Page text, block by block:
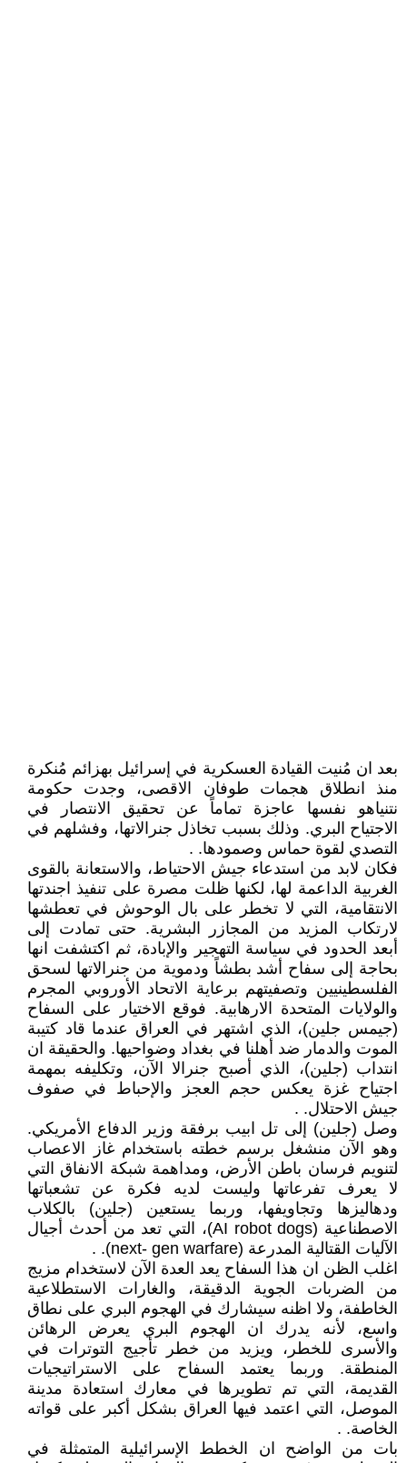
بعد ان مُنيت القيادة العسكرية في إسرائيل بهزائم مُنكرة
منذ انطلاق هجمات طوفان الاقصى، وجدت حكومة
نتنياهو نفسها عاجزة تماماً عن تحقيق الانتصار في
الاجتياح البري. وذلك بسبب تخاذل جنرالاتها، وفشلهم في
التصدي لقوة حماس وصمودها. .
فكان لابد من استدعاء جيش الاحتياط، والاستعانة بالقوى
الغربية الداعمة لها، لكنها ظلت مصرة على تنفيذ اجندتها
الانتقامية، التي لا تخطر على بال الوحوش في تعطشها
لارتكاب المزيد من المجازر البشرية. حتى تمادت إلى
أبعد الحدود في سياسة التهجير والإبادة، ثم اكتشفت انها
بحاجة إلى سفاح أشد بطشاً ودموية من جنرالاتها لسحق
الفلسطينيين وتصفيتهم برعاية الاتحاد الأوروبي المجرم
والولايات المتحدة الارهابية. فوقع الاختيار على السفاح
(جيمس جلين)، الذي اشتهر في العراق عندما قاد كتيبة
الموت والدمار ضد أهلنا في بغداد وضواحيها. والحقيقة ان
انتداب (جلين)، الذي أصبح جنرالا الآن، وتكليفه بمهمة
اجتياح غزة يعكس حجم العجز والإحباط في صفوف
جيش الاحتلال. .
وصل (جلين) إلى تل ابيب برفقة وزير الدفاع الأمريكي.
وهو الآن منشغل برسم خطته باستخدام غاز الاعصاب
لتنويم فرسان باطن الأرض، ومداهمة شبكة الانفاق التي
لا يعرف تفرعاتها وليست لديه فكرة عن تشعباتها
ودهاليزها وتجاويفها، وربما يستعين (جلين) بالكلاب
الاصطناعية (AI robot dogs)، التي تعد من أحدث أجيال
الآليات القتالية المدرعة (next- gen warfare). .
اغلب الظن ان هذا السفاح يعد العدة الآن لاستخدام مزيج
من الضربات الجوية الدقيقة، والغارات الاستطلاعية
الخاطفة، ولا اظنه سيشارك في الهجوم البري على نطاق
واسع، لأنه يدرك ان الهجوم البري يعرض الرهائن
والأسرى للخطر، ويزيد من خطر تأجيج التوترات في
المنطقة. وربما يعتمد السفاح على الاستراتيجيات
القديمة، التي تم تطويرها في معارك استعادة مدينة
الموصل، التي اعتمد فيها العراق بشكل أكبر على قواته
الخاصة. .
بات من الواضح ان الخطط الإسرائيلية المتمثلة في